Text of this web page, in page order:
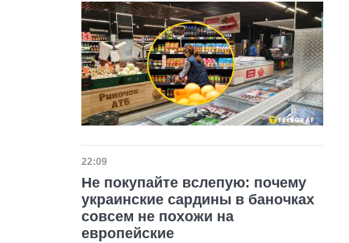
Дата публикации
22:09
Не покупайте вслепую: почему
украинские сардины в баночках
совсем не похожи на
европейские